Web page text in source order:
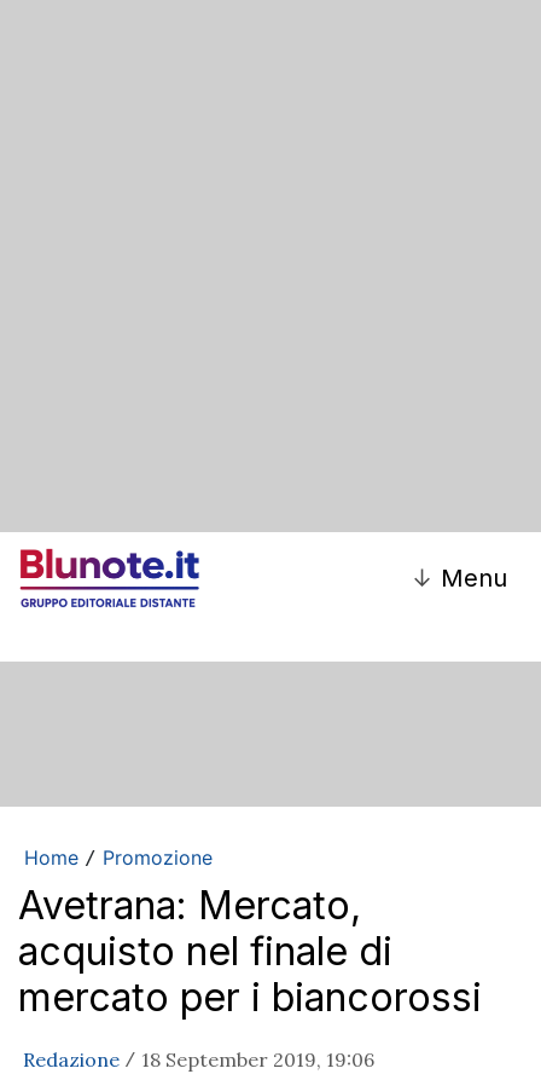
↓ Menu
Home / Promozione
Avetrana: Mercato,
acquisto nel finale di
mercato per i biancorossi
Redazione / 18 September 2019, 19:06